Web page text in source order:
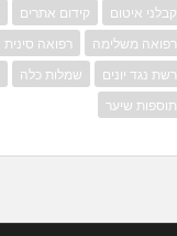
קבלני איטום
קידום אתרים
רפואה משלימה
רפואה סינית
רשת נגד יונים
שמלות כלה
תוספות שיער